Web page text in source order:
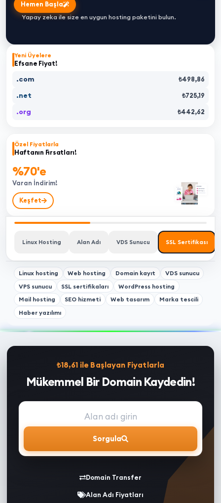
Hemen Başla
Yapay zeka ile size en uygun hosting paketini bulun.
Yeni Üyelere
Efsane Fiyat!
.com ₺498,86
.net ₺725,19
.org ₺442,62
Özel Fiyatlarla
Haftanın Fırsatları!
%70'e
Varan İndirim!
Keşfet
Linux Hosting Alan Adı VDS Sunucu SSL Sertifikası
Linux hosting Web hosting Domain kayıt
VDS sunucu
VPS sunucu
SSL sertifikaları
WordPress hosting
Mail hosting
SEO hizmeti Web tasarım
Marka tescili
Haber yazılımı
₺18,61 ile Başlayan Fiyatlarla
Mükemmel Bir Domain Kaydedin!
Sorgula
Domain Transfer
Alan Adı Fiyatları